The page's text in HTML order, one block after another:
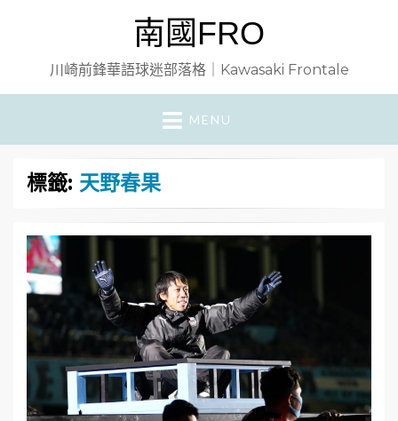
南國FRO
川崎前鋒華語球迷部落格｜Kawasaki Frontale
MENU
標籤: 天野春果